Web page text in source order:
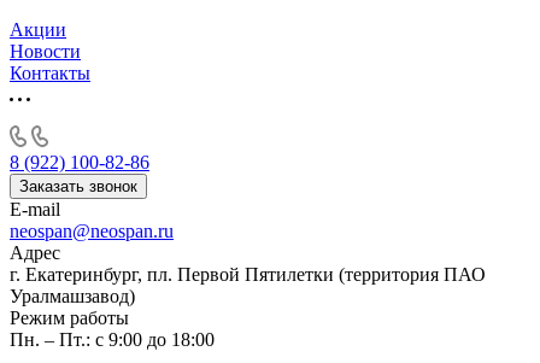
Акции
Новости
Контакты
8 (922) 100-82-86
Заказать звонок
E-mail
neospan@neospan.ru
Адрес
г. Екатеринбург, пл. Первой Пятилетки (территория ПАО
Уралмашзавод)
Режим работы
Пн. – Пт.: с 9:00 до 18:00